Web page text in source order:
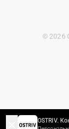
© 2026
OSTRIV.